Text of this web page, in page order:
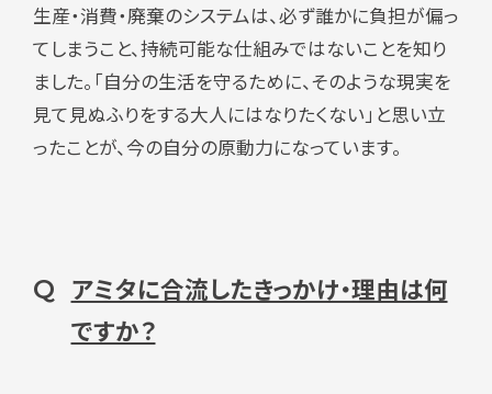
生産・消費・廃棄のシステムは、必ず誰かに負担が偏っ
てしまうこと、持続可能な仕組みではないことを知り
ました。「自分の生活を守るために、そのような現実を
見て見ぬふりをする大人にはなりたくない」と思い立
ったことが、今の自分の原動力になっています。
Q アミタに合流したきっかけ・理由は何
ですか？